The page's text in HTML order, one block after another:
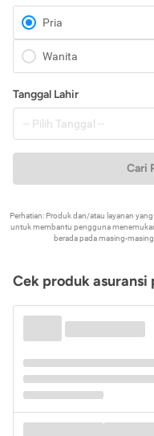
Pria
Wanita
Tanggal Lahir
Cari
Perhatian: Produk dan/atau layanan
untuk membantu pengguna
berada pada masing-
Cek produk